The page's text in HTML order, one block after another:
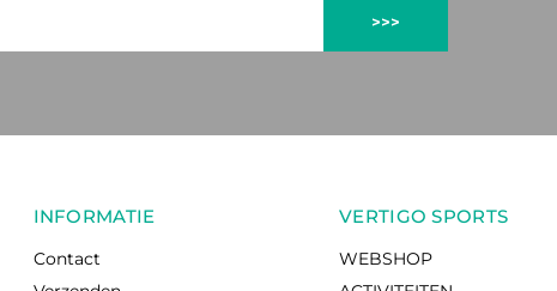
>>>
INFORMATIE
Contact
VERTIGO SPORTS
WEBSHOP